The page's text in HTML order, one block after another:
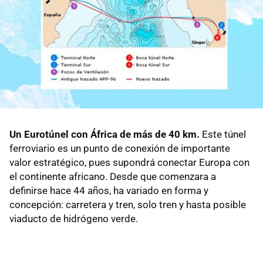
Un Eurotúnel con África de más de 40 km. Este túnel
ferroviario es un punto de conexión de importante
valor estratégico, pues supondrá conectar Europa con
el continente africano. Desde que comenzara a
definirse hace 44 años, ha variado en forma y
concepción: carretera y tren, solo tren y hasta posible
viaducto de hidrógeno verde.